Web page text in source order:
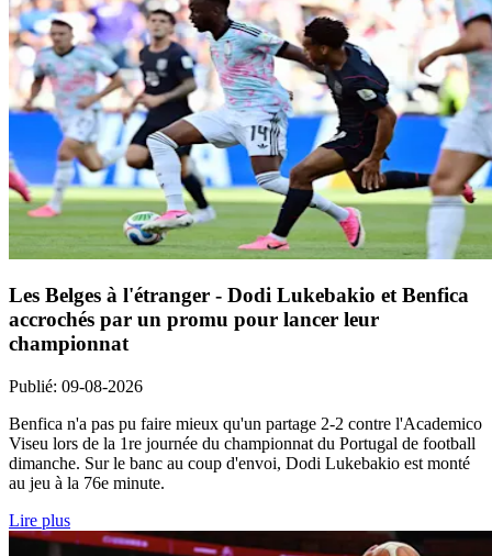
Les Belges à l'étranger - Dodi Lukebakio et Benfica
accrochés par un promu pour lancer leur
championnat
Publié: 09-08-2026
Benfica n'a pas pu faire mieux qu'un partage 2-2 contre l'Academico
Viseu lors de la 1re journée du championnat du Portugal de football
dimanche. Sur le banc au coup d'envoi, Dodi Lukebakio est monté
au jeu à la 76e minute.
Lire plus